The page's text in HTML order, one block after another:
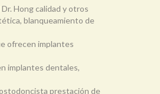
Dr. Hong calidad y otros
blanqueamiento de
ofrecen implantes
implantes dentales,
prestación de